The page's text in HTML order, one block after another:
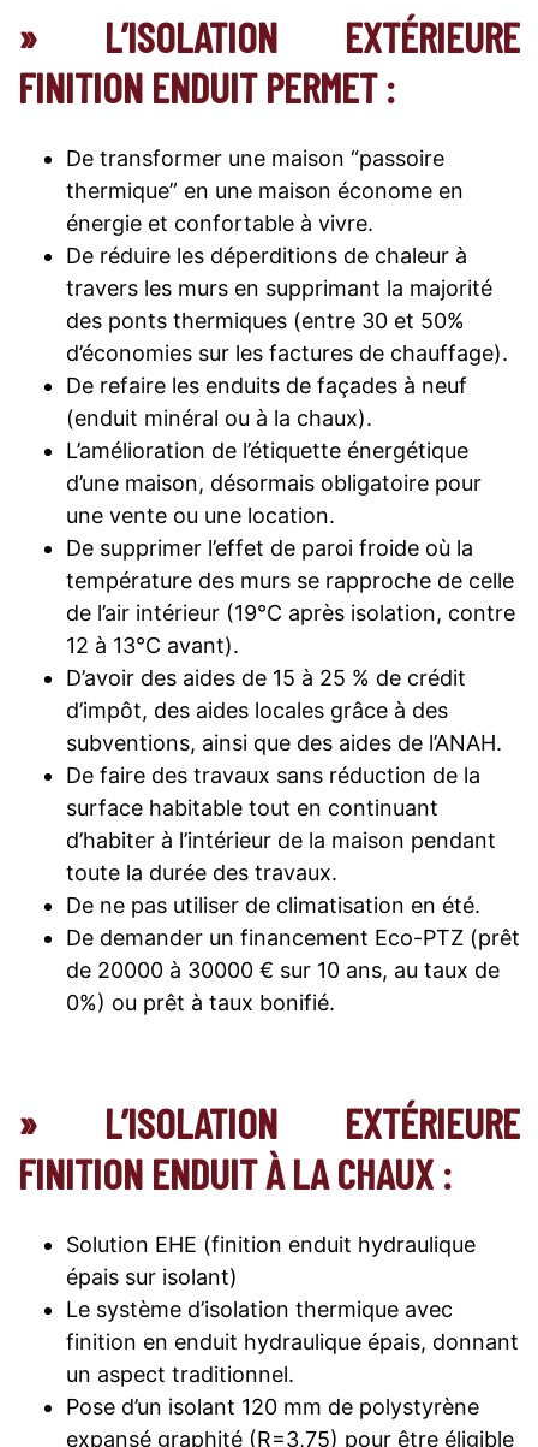
» L’ISOLATION EXTÉRIEURE
FINITION ENDUIT PERMET :
De transformer une maison “passoire
thermique” en une maison économe en
énergie et confortable à vivre.
De réduire les déperditions de chaleur à
travers les murs en supprimant la majorité
des ponts thermiques (entre 30 et 50%
d’économies sur les factures de chauffage).
De refaire les enduits de façades à neuf
(enduit minéral ou à la chaux).
L’amélioration de l’étiquette énergétique
d’une maison, désormais obligatoire pour
une vente ou une location.
De supprimer l’effet de paroi froide où la
température des murs se rapproche de celle
de l’air intérieur (19°C après isolation, contre
12 à 13°C avant).
D’avoir des aides de 15 à 25 % de crédit
d’impôt, des aides locales grâce à des
subventions, ainsi que des aides de l’ANAH.
De faire des travaux sans réduction de la
surface habitable tout en continuant
d’habiter à l’intérieur de la maison pendant
toute la durée des travaux.
De ne pas utiliser de climatisation en été.
De demander un financement Eco-PTZ (prêt
de 20000 à 30000 € sur 10 ans, au taux de
0%) ou prêt à taux bonifié.
» L’ISOLATION EXTÉRIEURE
FINITION ENDUIT À LA CHAUX :
Solution EHE (finition enduit hydraulique
épais sur isolant)
Le système d’isolation thermique avec
finition en enduit hydraulique épais, donnant
un aspect traditionnel.
Pose d’un isolant 120 mm de polystyrène
expansé graphité (R=3,75) pour être éligible